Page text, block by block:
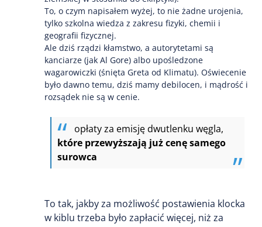
To, o czym napisałem wyżej, to nie żadne urojenia,
tylko szkolna wiedza z zakresu fizyki, chemii i
geografii fizycznej.
Ale dziś rządzi kłamstwo, a autorytetami są
kanciarze (jak Al Gore) albo upośledzone
wagarowiczki (śnięta Greta od Klimatu). Oświecenie
było dawno temu, dziś mamy debilocen, i mądrość i
rozsądek nie są w cenie.
opłaty za emisję dwutlenku węgla,
które przewyższają już cenę samego
surowca
To tak, jakby za możliwość postawienia klocka
w kiblu trzeba było zapłacić więcej, niż za